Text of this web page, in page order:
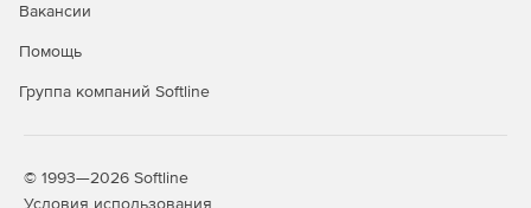
Вакансии
Помощь
Группа компаний Softline
© 1993—2026 Softline
Условия использования